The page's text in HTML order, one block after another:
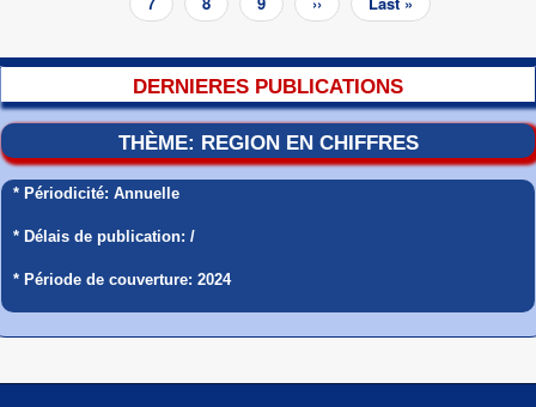
suivantepage
DERNIERES PUBLICATIONS
THÈME: REGION EN CHIFFRES
* Périodicité: Annuelle
* Délais de publication: /
* Période de couverture: 2024